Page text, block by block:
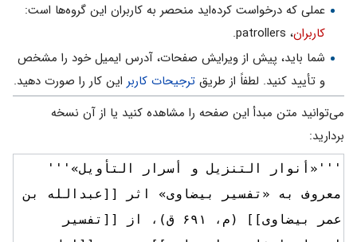
ناوبری
جستجو
عملی که درخواست کرده‌اید منحصر به کاربران این گروه‌ها است:
کاربران، patrollers.
شما باید، پیش از ویرایش صفحات، آدرس ایمیل خود را مشخص
و تأیید کنید. لطفاً از طریق ترجیحات کاربر این کار را صورت دهید.
می‌توانید متن مبدأ این صفحه را مشاهده کنید یا از آن نسخه
بردارید: